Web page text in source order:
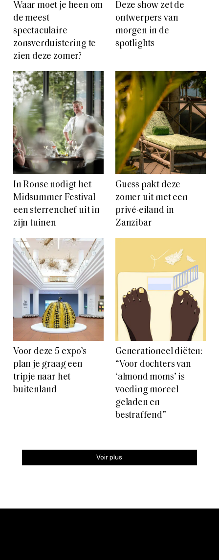
Waar moet je heen om
de meest
spectaculaire
zonsverduistering te
zien deze zomer?
Deze show zet de
ontwerpers van
morgen in de
spotlights
In Ronse nodigt het
Midsummer Festival
een sterrenchef uit in
zijn tuinen
Guess pakt deze
zomer uit met een
privé-eiland in
Zanzibar
Voor deze 5 expo’s
plan je graag een
tripje naar het
buitenland
Generationeel diëten:
“Voor dochters van
‘almond moms’ is
voeding moreel
geladen en
bestraffend”
Voir plus